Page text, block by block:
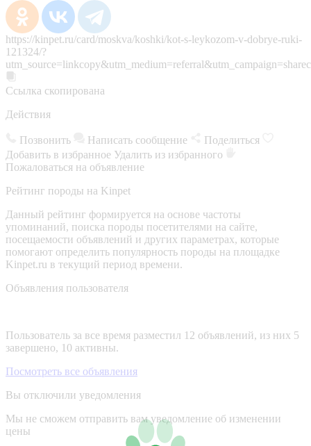
https://kinpet.ru/card/moskva/koshki/kot-s-leykozom-v-dobrye-ruki-
121324/?
Ссылка скопирована
Действия
Позвонить Написать сообщение
Поделиться
Добавить в избранное Удалить из избранного
Пожаловаться на объявление
Рейтинг породы на Kinpet
Данный рейтинг формируется на основе частоты
упоминаний, поиска породы посетителями на сайте,
посещаемости объявлений и других параметрах, которые
помогают определить популярность породы на площадке
Kinpet.ru в текущий период времени.
Объявления пользователя
Пользователь за все время разместил 12 объявлений, из них 5
завершено, 10 активны.
Посмотреть все объявления
Вы отключили уведомления
Мы не сможем отправить вам уведомление об изменении
цены